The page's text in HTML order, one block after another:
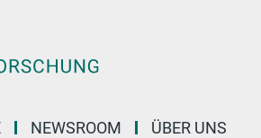
NEWSROOM ÜBER UNS